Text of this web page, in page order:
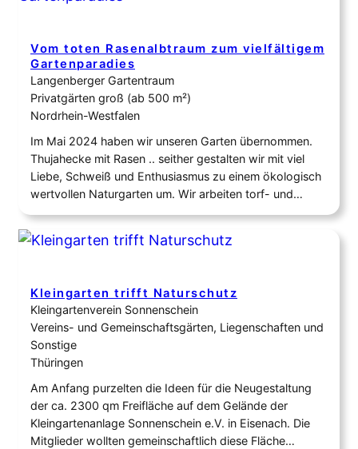
Vom toten Rasenalbtraum zum vielfältigem
Gartenparadies
Langenberger Gartentraum
Privatgärten groß (ab 500 m²)
Nordrhein-Westfalen
Im Mai 2024 haben wir unseren Garten übernommen.
Thujahecke mit Rasen .. seither gestalten wir mit viel
Liebe, Schweiß und Enthusiasmus zu einem ökologisch
wertvollen Naturgarten um. Wir arbeiten torf- und
pestizidfrei. Erde und Kompost holen wir plastikfrei beim
heimischen Kompostwerk .Natürlich kompostieren wir
auch selbst.Wir recyceln alte Materialien und beziehen
Kleingarten trifft Naturschutz
Kleingartenverein Sonnenschein
Vereins- und Gemeinschaftsgärten, Liegenschaften und
Sonstige
Thüringen
Am Anfang purzelten die Ideen für die Neugestaltung
der ca. 2300 qm Freifläche auf dem Gelände der
Kleingartenanlage Sonnenschein e.V. in Eisenach. Die
Mitglieder wollten gemeinschaftlich diese Fläche